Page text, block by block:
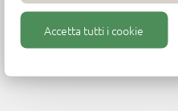
Accetta tutti i cookie
Tel. +39 (0)721 204355
P.iva 01271430413 -